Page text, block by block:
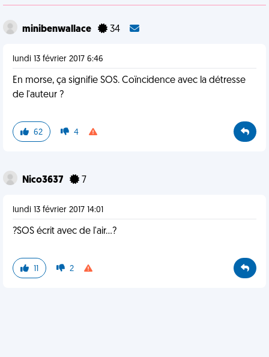
minibenwallace 34
lundi 13 février 2017 6:46
En morse, ça signifie SOS. Coïncidence avec la détresse
de l'auteur ?
62 4
Nico3637 7
lundi 13 février 2017 14:01
?SOS écrit avec de l'air...?
11 2